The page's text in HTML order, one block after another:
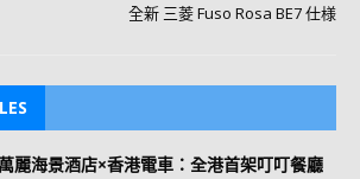
全新 三菱 Fuso Rosa BE7 仕様
麗海景酒店×香港電車：全港首架叮叮餐廳